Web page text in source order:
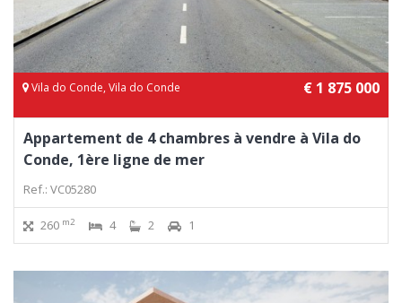
Vila do Conde, Vila do Conde € 1 875 000
Appartement de 4 chambres à vendre à Vila do
Conde, 1ère ligne de mer
Ref.: VC05280
260 m2 4 2 1